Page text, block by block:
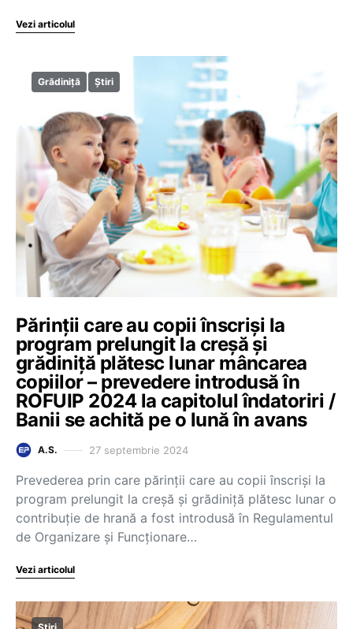
Vezi articolul
Grădiniță Știri
Părinții care au copii înscriși la
program prelungit la creșă și
grădiniță plătesc lunar mâncarea
copiilor – prevedere introdusă în
ROFUIP 2024 la capitolul îndatoriri /
Banii se achită pe o lună în avans
A.S. 27 septembrie 2024
Prevederea prin care părinții care au copii înscriși la
program prelungit la creșă și grădiniță plătesc lunar o
contribuție de hrană a fost introdusă în Regulamentul
de Organizare și Funcționare…
Vezi articolul